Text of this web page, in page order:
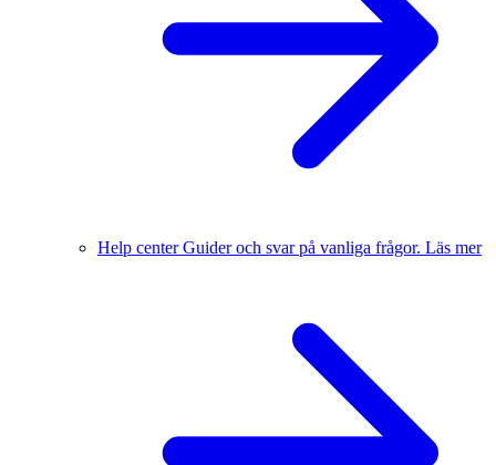
Help centerGuider och svar på vanliga frågor. Läs mer